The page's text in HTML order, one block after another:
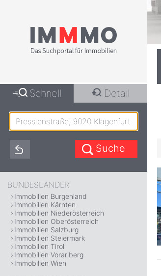
Schnell Detail
BUNDESLÄNDER
Immobilien Burgenland
Immobilien Kärnten
Immobilien Niederösterreich
Immobilien Oberösterreich
Immobilien Salzburg
Immobilien Steiermark
Immobilien Tirol
Immobilien Vorarlberg
Immobilien Wien